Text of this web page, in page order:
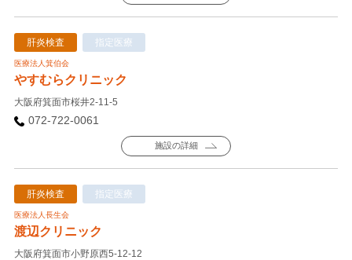
肝炎検査 指定医療
医療法人箕伯会
やすむらクリニック
大阪府箕面市桜井2-11-5
072-722-0061
施設の詳細
肝炎検査 指定医療
医療法人長生会
渡辺クリニック
大阪府箕面市小野原西5-12-12